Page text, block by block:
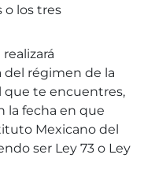
o los tres
del régimen de la
que te encuentres,
la fecha en que
Mexicano del
ser Ley 73 o Ley